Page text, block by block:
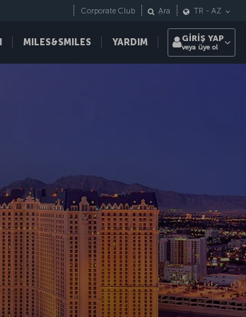
MILES&SMILES YARDIM
Corporate Club Ara TR - AZ
GİRİŞ YAP
veya üye ol